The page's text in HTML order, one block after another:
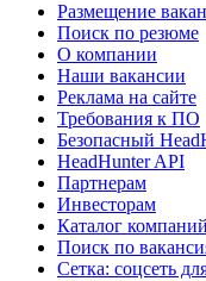
Размещение
Поиск по резюме
О компании
Наши вакансии
Реклама на сайте
Требования к ПО
Безопасный
HeadHunter API
Партнерам
Инвесторам
Каталог компаний
Поиск по
Сетка: соцсеть